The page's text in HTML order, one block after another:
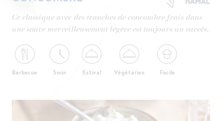
Ce classique avec des tranches de concombre frais dans
une sauce merveilleusement légère est toujours un succès.
Barbecue 5min Estival Végétarien Facile